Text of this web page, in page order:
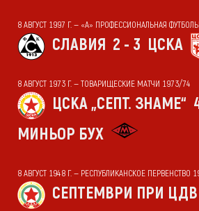
8 АВГУСТ 1997 Г. — «А» ПРОФЕССИОНАЛЬНАЯ
СЛАВИЯ 2 - 3 ЦСКА
8 АВГУСТ 1973 Г. — ТОВАРИЩЕСКИЕ МАТЧИ 1973/74
ЦСКА „СЕПТ. ЗНАМЕ“
МИНЬОР БУХ
8 АВГУСТ 1948 Г. — РЕСПУБЛИКАНСКОЕ ПЕРВЕНСТВО
СЕПТЕМВРИ ПРИ ЦДВ